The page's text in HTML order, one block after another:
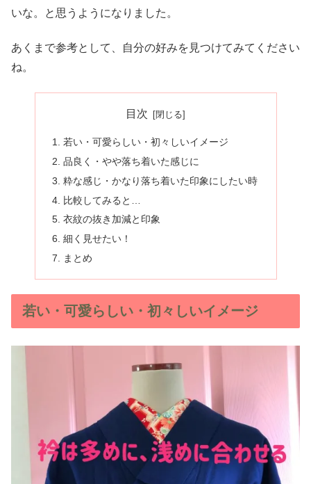
いな。と思うようになりました。
あくまで参考として、自分の好みを見つけてみてください
ね。
目次
若い・可愛らしい・初々しいイメージ
品良く・やや落ち着いた感じに
粋な感じ・かなり落ち着いた印象にしたい時
比較してみると…
衣紋の抜き加減と印象
細く見せたい！
まとめ
若い・可愛らしい・初々しいイメージ